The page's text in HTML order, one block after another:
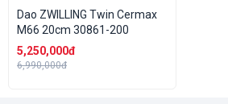
Dao ZWILLING Twin Cermax
M66 20cm 30861-200
5,250,000đ
6,990,000đ